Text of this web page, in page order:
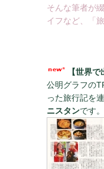
そんな筆者が
イフなど、「
【世界
公明グラフの
った旅行記を
ニスタンです。